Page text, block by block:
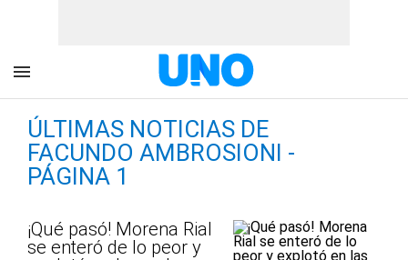
ÚLTIMAS NOTICIAS DE
FACUNDO AMBROSIONI -
PÁGINA 1
¡Qué pasó! Morena Rial
se enteró de lo peor y